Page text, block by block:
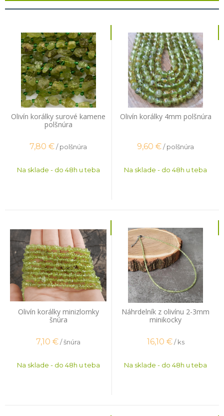
Olivín korálky surové kamene
polšnúra
7,80 €/ polšnúra
Na sklade - do 48h u teba
Olivín korálky 4mm polšnúra
9,60 €/ polšnúra
Na sklade - do 48h u teba
Olivín korálky minizlomky
šnúra
7,10 €/ šnúra
Na sklade - do 48h u teba
Náhrdelník z olivínu 2-3mm
minikocky
16,10 € / ks
Na sklade - do 48h u teba